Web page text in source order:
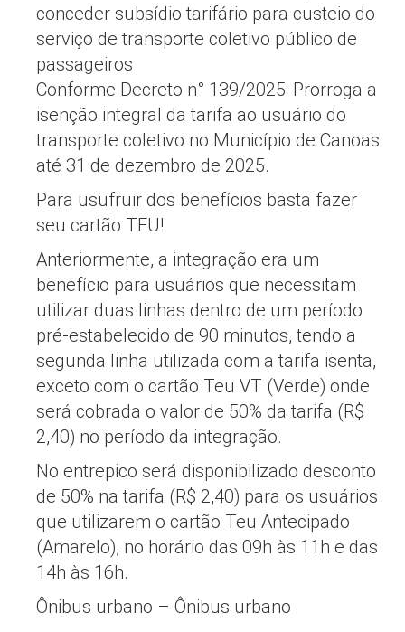
conceder subsídio tarifário para custeio do
serviço de transporte coletivo público de
passageiros
Conforme Decreto n° 139/2025: Prorroga a
isenção integral da tarifa ao usuário do
transporte coletivo no Município de Canoas
até 31 de dezembro de 2025.
Para usufruir dos benefícios basta fazer
seu cartão TEU!
Anteriormente, a integração era um
benefício para usuários que necessitam
utilizar duas linhas dentro de um período
pré-estabelecido de 90 minutos, tendo a
segunda linha utilizada com a tarifa isenta,
exceto com o cartão Teu VT (Verde) onde
será cobrada o valor de 50% da tarifa (R$
2,40) no período da integração.
No entrepico será disponibilizado desconto
de 50% na tarifa (R$ 2,40) para os usuários
que utilizarem o cartão Teu Antecipado
(Amarelo), no horário das 09h às 11h e das
14h às 16h.
Ônibus urbano – Ônibus urbano